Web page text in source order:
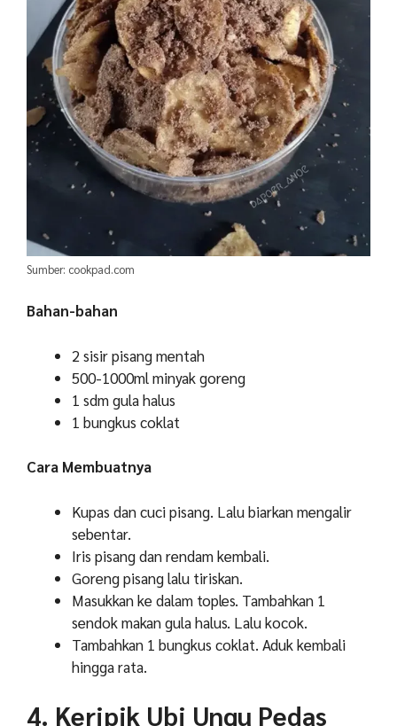
Sumber: cookpad.com
Bahan-bahan
2 sisir pisang mentah
500-1000ml minyak goreng
1 sdm gula halus
1 bungkus coklat
Cara Membuatnya
Kupas dan cuci pisang. Lalu biarkan mengalir
sebentar.
Iris pisang dan rendam kembali.
Goreng pisang lalu tiriskan.
Masukkan ke dalam toples. Tambahkan 1
sendok makan gula halus. Lalu kocok.
Tambahkan 1 bungkus coklat. Aduk kembali
hingga rata.
4. Keripik Ubi Ungu Pedas